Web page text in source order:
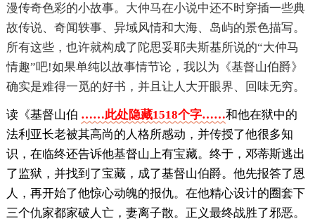
漫传奇色彩的小故事。大仲马在小说中还不时穿插一些典
故传说、奇闻轶事、异域风情和大海、岛屿的景色描写。
所有这些，也许就构成了陀思妥耶夫斯基所说的“大仲马
情趣”吧!如果单纯以故事情节论，我以为《基督山伯爵》
确实是难得一觅的好书，并且让人大开眼界、回味无穷。
读《基督山伯 ……此处隐藏1518个字……和他在狱中的
法利亚长老被其高尚的人格所感动，并传授了他很多知
识，在临终还告诉他基督山上有宝藏。终于，邓蒂斯逃出
了监狱，并找到了宝藏，成了基督山伯爵。他先报答了恩
人，再开始了他惊心动魄的报仇。在他精心设计的圈套下
三个仇家都家破人亡，妻离子散。正义最终战胜了邪恶。